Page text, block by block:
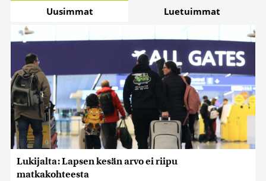
Uusimmat Luetuimmat
Lukijalta: Lapsen kesän arvo ei riipu
matkakohteesta